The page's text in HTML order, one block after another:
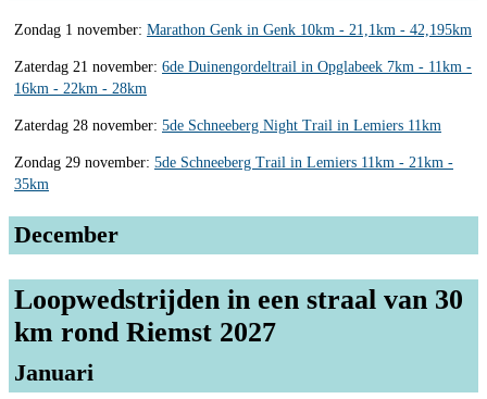
Zondag 1 november: Marathon Genk in Genk 10km - 21,1km - 42,195km
Zaterdag 21 november: 6de Duinengordeltrail in Opglabeek 7km - 11km -
16km - 22km - 28km
Zaterdag 28 november: 5de Schneeberg Night Trail in Lemiers 11km
Zondag 29 november: 5de Schneeberg Trail in Lemiers 11km - 21km -
35km
December
Loopwedstrijden in een straal van 30
km rond Riemst 2027
Januari